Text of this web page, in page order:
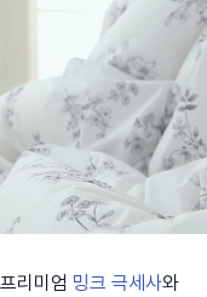
프리미엄 밍크 극세사와